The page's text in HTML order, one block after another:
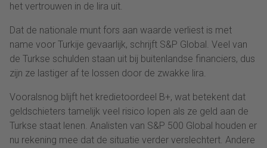
het vertrouwen in de lira uit.
Dat de nationale munt fors aan waarde verliest is met
name voor Turkije gevaarlijk, schrijft S&P Global. Veel van
de Turkse schulden staan uit bij buitenlandse financiers, dus
zijn ze lastiger af te lossen door de zwakke lira.
Vooralsnog blijft het kredietoordeel B+, wat betekent dat
geldschieters tamelijk veel risico lopen als ze geld aan de
Turkse staat lenen. Analisten van S&P 500 Global houden er
nu rekening mee dat de situatie verder verslechtert. Andere